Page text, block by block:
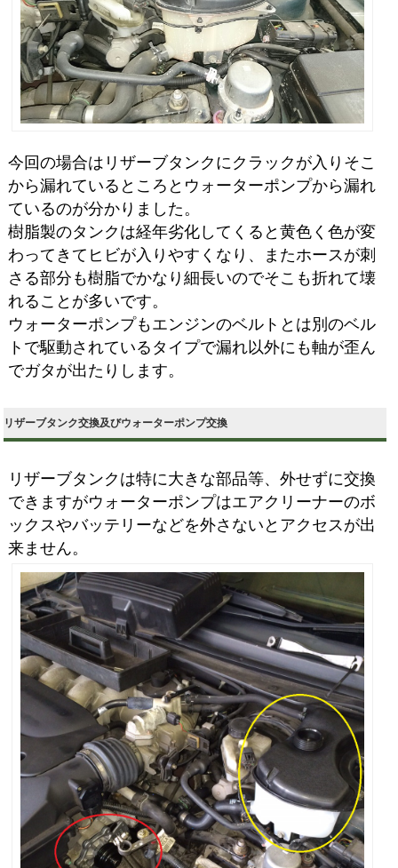
今回の場合はリザーブタンクにクラックが入りそこ
から漏れているところとウォーターポンプから漏れ
ているのが分かりました。
樹脂製のタンクは経年劣化してくると黄色く色が変
わってきてヒビが入りやすくなり、またホースが刺
さる部分も樹脂でかなり細長いのでそこも折れて壊
れることが多いです。
ウォーターポンプもエンジンのベルトとは別のベル
トで駆動されているタイプで漏れ以外にも軸が歪ん
でガタが出たりします。
リザーブタンク交換及びウォーターポンプ交換
リザーブタンクは特に大きな部品等、外せずに交換
できますがウォーターポンプはエアクリーナーのボ
ックスやバッテリーなどを外さないとアクセスが出
来ません。